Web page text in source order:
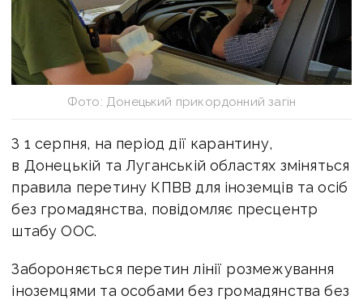
Фото: Донецький прикордонний загін
З 1 серпня, на період дії карантину,
в Донецькій та Луганській областях зміняться
правила перетину КПВВ для іноземців та осіб
без громадянства, повідомляє пресцентр
штабу ООС.
Забороняється перетин лінії розмежування
іноземцями та особами без громадянства без